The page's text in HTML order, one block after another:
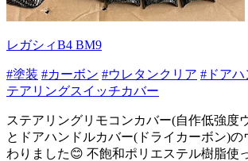
レガシィB4 BM9
#塗装 #カーボン #ウレタンクリア #ドアハ
テアリングスイッチカバー
ステアリングリモコンカバー(自作低強度
とドアハンドルカバー(ドライカーボン)の
わりました😊 不飽和ポリエステル樹脂使